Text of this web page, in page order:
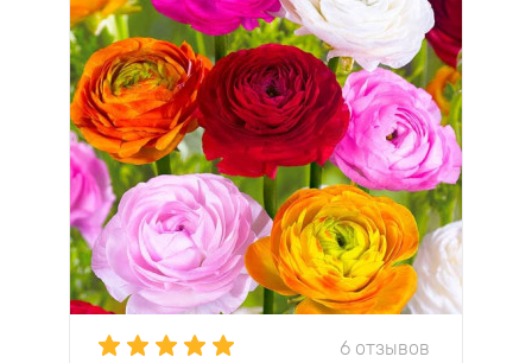
6 отзывов